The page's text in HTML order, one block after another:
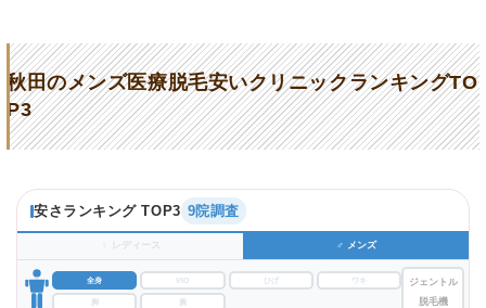
秋田のメンズ医療脱毛安いクリニックランキングTO
P3
安さランキング TOP3 9院調査
♀ レディース ♂ メンズ
全身 VIO ひげ ワキ
脚
ジェントル
脱毛機